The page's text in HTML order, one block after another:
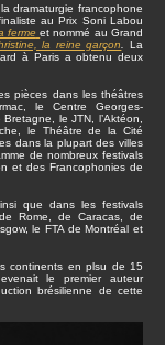
dramaturgie francophone
au Prix Soni Labou
ferme et nommé au Grand
la reine garçon .La
à Paris a obtenu deux
pièces dans les théâtres
le Centre Georges-
le JTN, l’Aktéon,
le Théâtre de la Cité
dans la plupart des villes
de nombreux festivals
et des Francophonies de
que dans les festivals
Rome, de Caracas, de
le FTA de Montréal et
continents en plsu de 15
le premier auteur
brésilienne de cette